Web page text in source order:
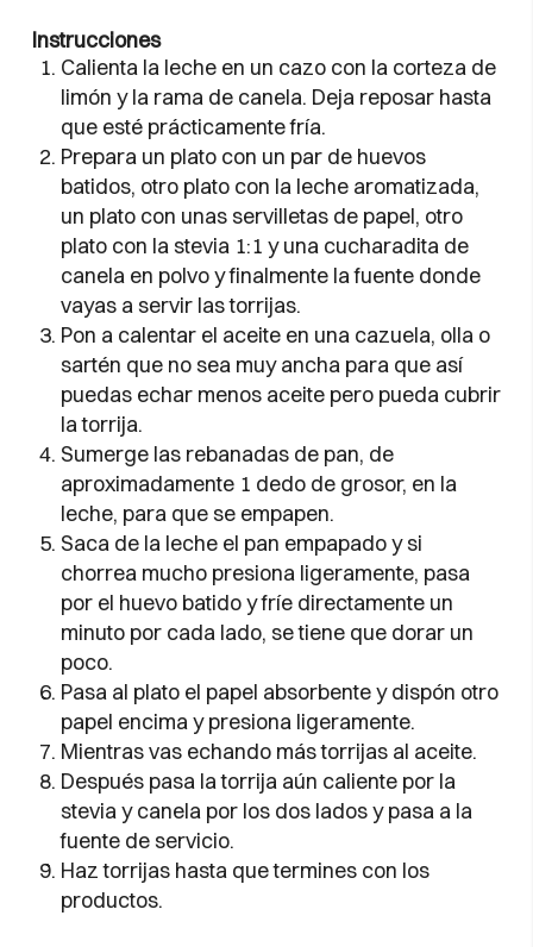
Instrucciones
Calienta la leche en un cazo con la corteza de
limón y la rama de canela. Deja reposar hasta
que esté prácticamente fría.
Prepara un plato con un par de huevos
batidos, otro plato con la leche aromatizada,
un plato con unas servilletas de papel, otro
plato con la stevia 1:1 y una cucharadita de
canela en polvo y finalmente la fuente donde
vayas a servir las torrijas.
Pon a calentar el aceite en una cazuela, olla o
sartén que no sea muy ancha para que así
puedas echar menos aceite pero pueda cubrir
la torrija.
Sumerge las rebanadas de pan, de
aproximadamente 1 dedo de grosor, en la
leche, para que se empapen.
Saca de la leche el pan empapado y si
chorrea mucho presiona ligeramente, pasa
por el huevo batido y fríe directamente un
minuto por cada lado, se tiene que dorar un
poco.
Pasa al plato el papel absorbente y dispón otro
papel encima y presiona ligeramente.
Mientras vas echando más torrijas al aceite.
Después pasa la torrija aún caliente por la
stevia y canela por los dos lados y pasa a la
fuente de servicio.
Haz torrijas hasta que termines con los
productos.